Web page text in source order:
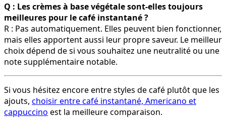
Q : Les crèmes à base végétale sont-elles toujours
meilleures pour le café instantané ?
R : Pas automatiquement. Elles peuvent bien fonctionner,
mais elles apportent aussi leur propre saveur. Le meilleur
choix dépend de si vous souhaitez une neutralité ou une
note supplémentaire notable.
Si vous hésitez encore entre styles de café plutôt que les
ajouts, choisir entre café instantané, Americano et
cappuccino est la meilleure comparaison.